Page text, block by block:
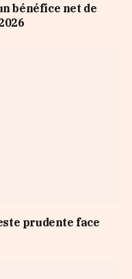
bénéfice net de
prudente face